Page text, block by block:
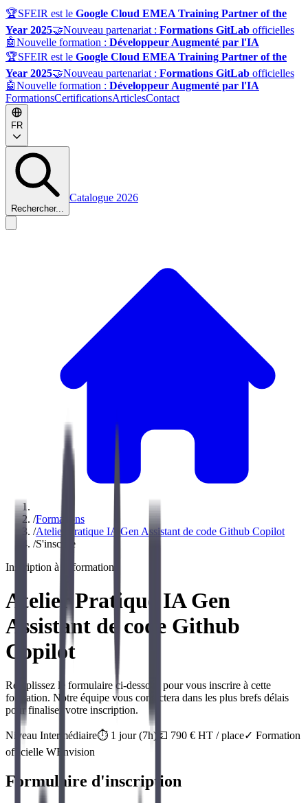
🏆SFEIR est le Google Cloud EMEA Training Partner of the
Year 2025🤝Nouveau partenariat : Formations GitLab officielles
🤖Nouvelle formation : Développeur Augmenté par l'IA
🏆SFEIR est le Google Cloud EMEA Training Partner of the
Year 2025🤝Nouveau partenariat : Formations GitLab officielles
🤖Nouvelle formation : Développeur Augmenté par l'IA
FormationsCertificationsArticlesContact
FR
Rechercher...
Catalogue 2026
/Formations
/Atelier Pratique IA Gen Assistant de code Github Copilot
/S'inscrire
Inscription à la formation
Atelier Pratique IA Gen
Assistant de code Github
Copilot
Remplissez le formulaire ci-dessous pour vous inscrire à cette
formation. Notre équipe vous contactera dans les plus brefs délais
pour finaliser votre inscription.
Niveau Intermédiaire⏱️ 1 jour(7h) 💶 790 € HT / place✓ Formation
officielle WEnvision
Formulaire d'inscription